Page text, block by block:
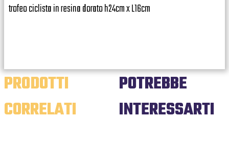
trofeo ciclista in resina dorato h24cm x L16cm
PRODOTTI
CORRELATI
POTREBBE
INTERESSARTI